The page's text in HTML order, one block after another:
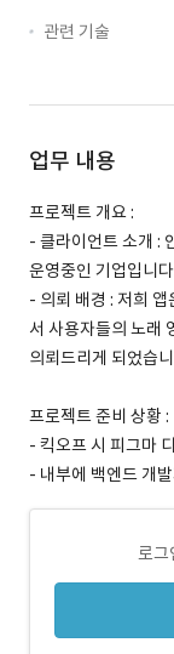
관련 기술
업무 내용
프로젝트 개요 :
- 클라이언트 소개 :
운영중인 기업입니
- 의뢰 배경 : 저희
서 사용자들의 노래
의뢰드리게 되었습
프로젝트 준비 상황 :
- 킥오프 시 피그마
- 내부에 백엔드 개
로그